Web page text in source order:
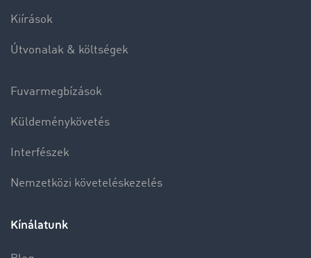
Kiírások
Útvonalak & költségek
Fuvarmegbízások
Küldeménykövetés
Interfészek
Nemzetközi követeléskezelés
Kínálatunk